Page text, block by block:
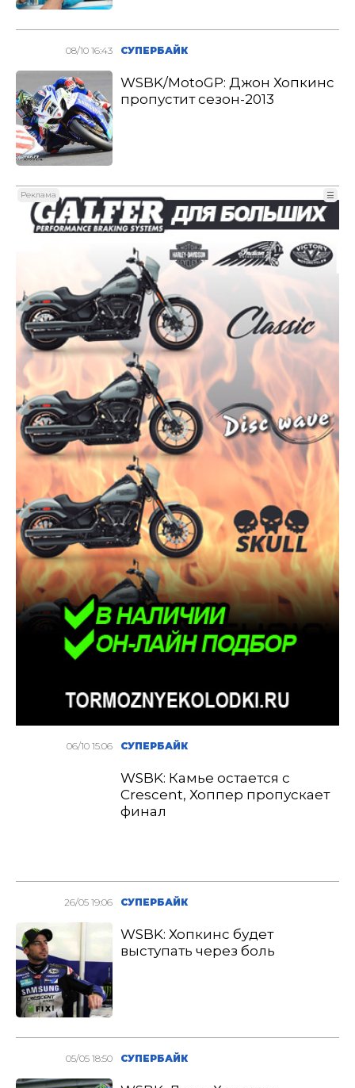
08/10 16:43 СУПЕРБАЙК
WSBK/MotoGP: Джон Хопкинс
пропустит сезон-2013
Реклама ☰
06/10 15:06 СУПЕРБАЙК
WSBK: Камье остается с
Crescent, Хоппер пропускает
финал
26/05 19:06 СУПЕРБАЙК
WSBK: Хопкинс будет
выступать через боль
05/05 18:50 СУПЕРБАЙК